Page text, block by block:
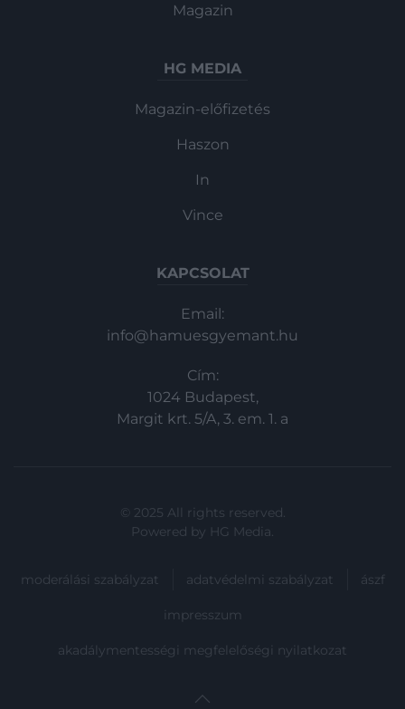
Magazin
HG MEDIA
Magazin-előfizetés
Haszon
In
Vince
KAPCSOLAT
Email:
info@hamuesgyemant.hu
Cím:
1024 Budapest,
Margit krt. 5/A, 3. em. 1. a
© 2025 All rights reserved.
Powered by HG Media.
moderálási szabályzat adatvédelmi szabályzat ászf
impresszum
akadálymentességi megfelelőségi nyilatkozat